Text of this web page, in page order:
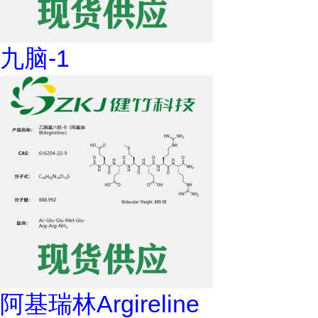
九脑-1
阿基瑞林Argireline